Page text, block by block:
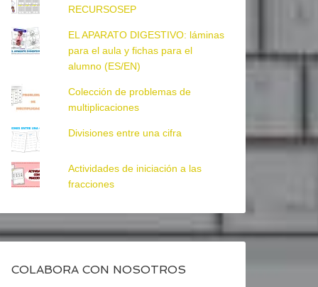
RECURSOSEP
EL APARATO DIGESTIVO: láminas
para el aula y fichas para el
alumno (ES/EN)
Colección de problemas de
multiplicaciones
Divisiones entre una cifra
Actividades de iniciación a las
fracciones
COLABORA CON NOSOTROS